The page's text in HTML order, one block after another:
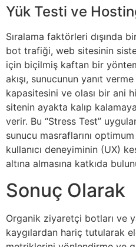
Yük Testi ve
Sıralama faktörleri dışında
bot trafiği, web sitesinin
için biçilmiş kaftan bir
akışı, sunucunun yanıt
kapasitesini ve olası bir ani
sitenin ayakta kalıp
verir. Bu “Stress Test”
sunucu masraflarını
kullanıcı deneyiminin (UX)
altına almasına katkıda
Sonuç Olarak
Organik ziyaretçi botları ve
kaygılardan hariç tutularak